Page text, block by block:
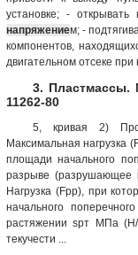
установке; -
напряжением; -
компонентов,
двигательном отсеке при
3. Пластмассы.
11262-80
5, кривая 2)
Максимальная нагрузка
площади начального
разрыве (разрушающее
Нагрузка (Fpр), при
начального
растяжении sрт МПа (Н/
текучести ...